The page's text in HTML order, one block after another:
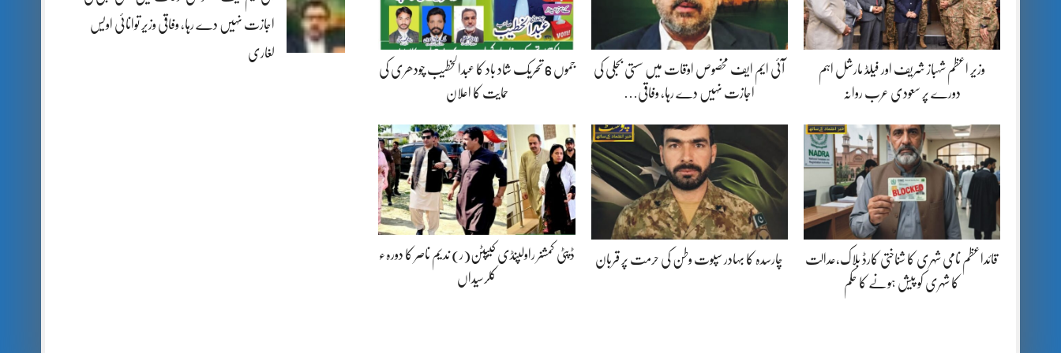
اجازت نہیں دے رہا، وفاقی وزیر توانائی اویس
لغاری
وزیر اعظم شہباز شریف اور فیلڈ مارشل اہم
دورے پر سعودی عرب روانہ
آئی ایم ایف مخصوص اوقات میں سستی بجلی کی
اجازت نہیں دے رہا، وفاقی…
جموں 6 تحریک شاد باد کا عبدالخطیب چودھری کی
حمایت کا اعلان
قائداعظم نامی شہری کا شناختی کارڈ بلاک،عدالت
کا شہری کو پیش ہونے کا حکم
چارسدہ کا بہادر سپوت وطن کی حرمت پر قربان
ڈپٹی کمشنر راولپنڈی کیپٹن(ر) ندیم ناصر کا دورہء
کلرسیداں